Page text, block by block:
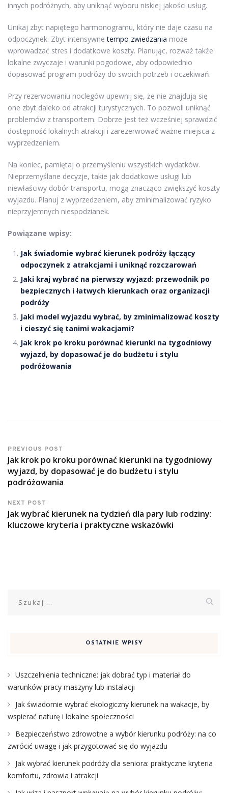
innych podróżnych, aby uniknąć wyboru niskiej jakości usług.
Unikaj zbyt napiętego harmonogramu, który nie daje czasu na
odpoczynek. Zbyt intensywnetempo zwiedzania może
wprowadzać stres i dodatkowe koszty. Planując, rozważ także
lokalne zwyczaje i warunki pogodowe, aby odpowiednio
dopasować program podróży do swoich potrzeb i oczekiwań.
Przy rezerwowaniu noclegów upewnij się, że nie znajdują się
one zbyt daleko od atrakcji turystycznych. To pozwoli uniknąć
problemów z transportem. Dobrze jest też wcześniej sprawdzić
dostępność lokalnych atrakcji i zarezerwować ważne miejsca z
wyprzedzeniem.
Na koniec, pamiętaj o przemyśleniu wszystkich wydatków.
Nieprzemyślane decyzje, takie jak dodatkowe usługi lub
niewłaściwy dobór transportu, mogą znacząco zwiększyć koszty
wyjazdu. Planuj z wyprzedzeniem, aby zminimalizować ryzyko
nieprzyjemnych niespodzianek.
Powiązane wpisy:
Jak świadomie wybrać kierunek podróży łączący
odpoczynek z atrakcjami i uniknąć rozczarowań
Jaki kraj wybrać na pierwszy wyjazd: przewodnik po
bezpiecznych i łatwych kierunkach oraz organizacji
podróży
Jaki model wyjazdu wybrać, by zminimalizować koszty
i cieszyć się tanimi wakacjami?
Jak krok po kroku porównać kierunki na tygodniowy
wyjazd, by dopasować je do budżetu i stylu
podróżowania
PREVIOUS POST
Jak krok po kroku porównać kierunki na tygodniowy
wyjazd, by dopasować je do budżetu i stylu
podróżowania
NEXT POST
Jak wybrać kierunek na tydzień dla pary lub rodziny:
kluczowe kryteria i praktyczne wskazówki
OSTATNIE WPISY
Uszczelnienia techniczne: jak dobrać typ i materiał do
warunków pracy maszyny lub instalacji
Jak świadomie wybrać ekologiczny kierunek na wakacje, by
wspierać naturę i lokalne społeczności
Bezpieczeństwo zdrowotne a wybór kierunku podróży: na co
zwrócić uwagę i jak przygotować się do wyjazdu
Jak wybrać kierunek podróży dla seniora: praktyczne kryteria
komfortu, zdrowia i atrakcji